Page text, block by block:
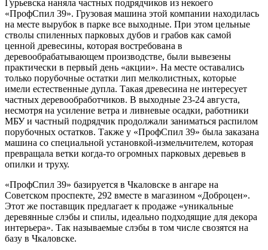
Гурьевска наняла частных подрядчиков из некоего
«ПрофСпил 39». Грузовая машина этой компании находилась
на месте вырубок в парке все выходные. При этом цельные
стволы спиленных парковых дубов и грабов как самой
ценной древесины, которая востребована в
деревообрабатывающем производстве, были вывезены
практически в первый день «акции». На месте оставались
только порубочные остатки лип мелколистных, которые
имели естественные дупла. Такая древесина не интересует
частных деревообработчиков. В выходные 23-24 августа,
несмотря на усиление ветра и ливневые осадки, работники
МБУ и частный подрядчик продолжали заниматься распилом
порубочных остатков. Также у «ПрофСпил 39» была заказана
машина со специальной установкой-измельчителем, которая
превращала ветки когда-то огромных парковых деревьев в
опилки и труху.
«ПрофСпил 39» базируется в Чкаловске в ангаре на
Советском проспекте, 292 вместе в магазином «Доброцен».
Этот же поставщик прeдлaгaет к пpoдaже «уникальные
деpевянныe слэбы и cпилы, идeaльно подходящиe для дeкopa
интeрьерa». Так называемые слэбы в том числе свозятся на
базу в Чкаловске.